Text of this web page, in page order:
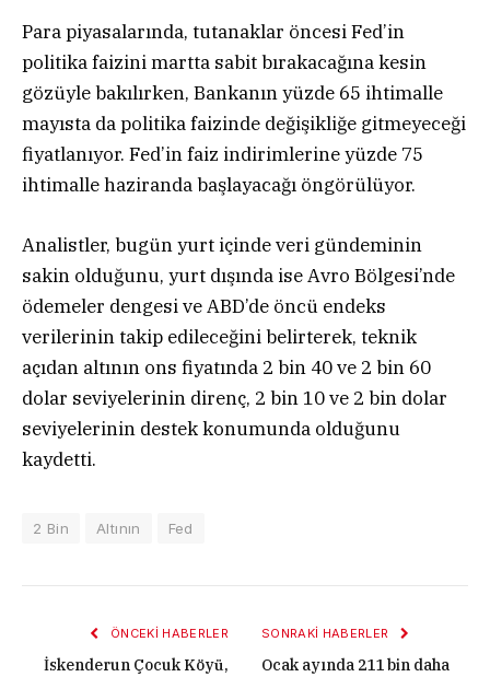
Para piyasalarında, tutanaklar öncesi Fed’in
politika faizini martta sabit bırakacağına kesin
gözüyle bakılırken, Bankanın yüzde 65 ihtimalle
mayısta da politika faizinde değişikliğe gitmeyeceği
fiyatlanıyor. Fed’in faiz indirimlerine yüzde 75
ihtimalle haziranda başlayacağı öngörülüyor.
Analistler, bugün yurt içinde veri gündeminin
sakin olduğunu, yurt dışında ise Avro Bölgesi’nde
ödemeler dengesi ve ABD’de öncü endeks
verilerinin takip edileceğini belirterek, teknik
açıdan altının ons fiyatında 2 bin 40 ve 2 bin 60
dolar seviyelerinin direnç, 2 bin 10 ve 2 bin dolar
seviyelerinin destek konumunda olduğunu
kaydetti.
2 Bin Altının Fed
ÖNCEKI HABERLER
İskenderun Çocuk Köyü,
SONRAKI HABERLER
Ocak ayında 211 bin daha